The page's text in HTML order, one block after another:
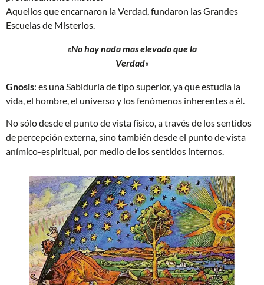
Aquellos que encarnaron la Verdad, fundaron las Grandes
Escuelas de Misterios.
«No hay nada mas elevado que la
Verdad«
Gnosis: es una Sabiduría de tipo superior, ya que estudia la
vida, el hombre, el universo y los fenómenos inherentes a él.
No sólo desde el punto de vista físico, a través de los sentidos
de percepción externa, sino también desde el punto de vista
anímico-espiritual, por medio de los sentidos internos.